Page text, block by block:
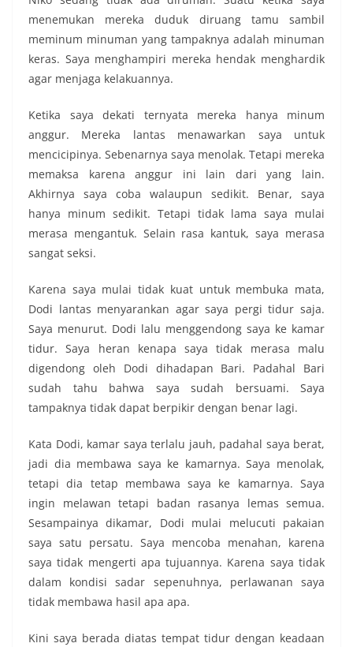
menemukan mereka duduk diruang tamu sambil
meminum minuman yang tampaknya adalah minuman
keras. Saya menghampiri mereka hendak menghardik
agar menjaga kelakuannya.
Ketika saya dekati ternyata mereka hanya minum
anggur. Mereka lantas menawarkan saya untuk
mencicipinya. Sebenarnya saya menolak. Tetapi mereka
memaksa karena anggur ini lain dari yang lain.
Akhirnya saya coba walaupun sedikit. Benar, saya
hanya minum sedikit. Tetapi tidak lama saya mulai
merasa mengantuk. Selain rasa kantuk, saya merasa
sangat seksi.
Karena saya mulai tidak kuat untuk membuka mata,
Dodi lantas menyarankan agar saya pergi tidur saja.
Saya menurut. Dodi lalu menggendong saya ke kamar
tidur. Saya heran kenapa saya tidak merasa malu
digendong oleh Dodi dihadapan Bari. Padahal Bari
sudah tahu bahwa saya sudah bersuami. Saya
tampaknya tidak dapat berpikir dengan benar lagi.
Kata Dodi, kamar saya terlalu jauh, padahal saya berat,
jadi dia membawa saya ke kamarnya. Saya menolak,
tetapi dia tetap membawa saya ke kamarnya. Saya
ingin melawan tetapi badan rasanya lemas semua.
Sesampainya dikamar, Dodi mulai melucuti pakaian
saya satu persatu. Saya mencoba menahan, karena
saya tidak mengerti apa tujuannya. Karena saya tidak
dalam kondisi sadar sepenuhnya, perlawanan saya
tidak membawa hasil apa apa.
Kini saya berada diatas tempat tidur dengan keadaan